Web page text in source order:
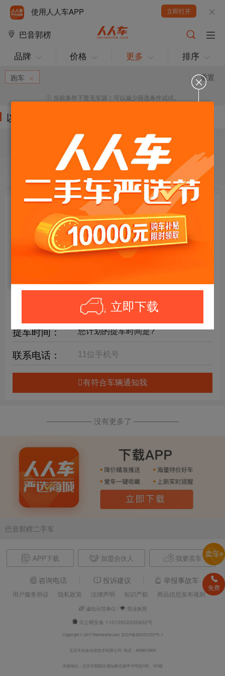
使用人人车APP 立即打开
巴音郭楞
立即下载
品牌 价格 更多 排序
重置
跑车
当前条件下暂无车源！可以减少筛选条件试试。
以下车源的筛选条件为:
目标车辆： 请选择欲购车辆
年限要求：
购车预算：
详细要求：
提车时间：
联系电话：
有符合车辆通知我
—————— 没有更多了 ——————
巴音郭楞二手车
APP下载 加盟合伙人 我要卖车
咨询电话 投诉建议 举报事故车
用户服务协议 隐私政策 法律声明 知识产权 商品信息发布规则
诚信示范单位
营业执照
京公网安备 11010502035802号
Copyright © 2017 Renrenche.com 京ICP备2021013707号-1
北京车欢欢信息技术有限公司 电话：4008610500
详细地址：北京市朝阳区酒仙桥北路甲10号院105、101楼
免费